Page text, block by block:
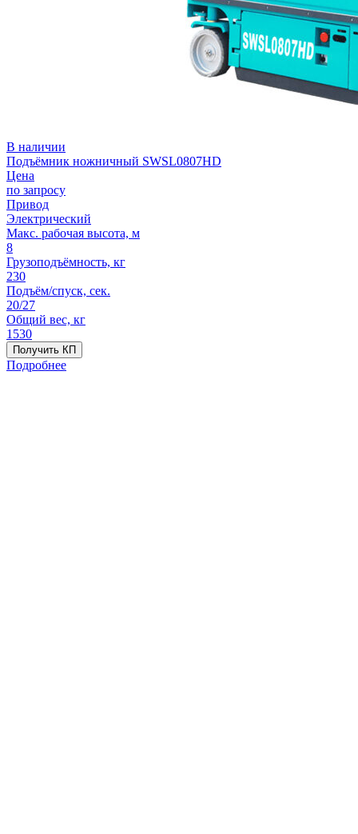
В наличии
Подъёмник ножничный SWSL0807HD
Цена
по запросу
Привод
Электрический
Макс. рабочая высота, м
8
Грузоподъёмность, кг
230
Подъём/спуск, сек.
20/27
Общий вес, кг
1530
Получить КП
Подробнее